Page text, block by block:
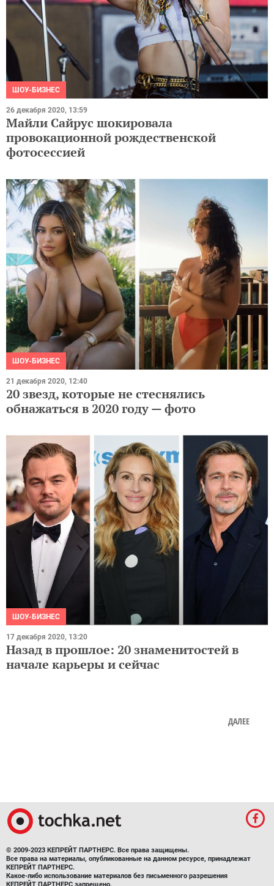
ШОУ-БИЗНЕС
26 декабря 2020, 13:59
Майли Сайрус шокировала
провокационной рождественской
фотосессией
ШОУ-БИЗНЕС
21 декабря 2020, 12:40
20 звезд, которые не стеснялись
обнажаться в 2020 году — фото
ШОУ-БИЗНЕС
17 декабря 2020, 13:20
Назад в прошлое: 20 знаменитостей в
начале карьеры и сейчас
ДАЛЕЕ
© 2009-2023 КЕПРЕЙТ ПАРТНЕРС. Все права защищены.
Все права на материалы, опубликованные на данном ресурсе, принадлежат
КЕПРЕЙТ ПАРТНЕРС.
Какое-либо использование материалов без письменного разрешения